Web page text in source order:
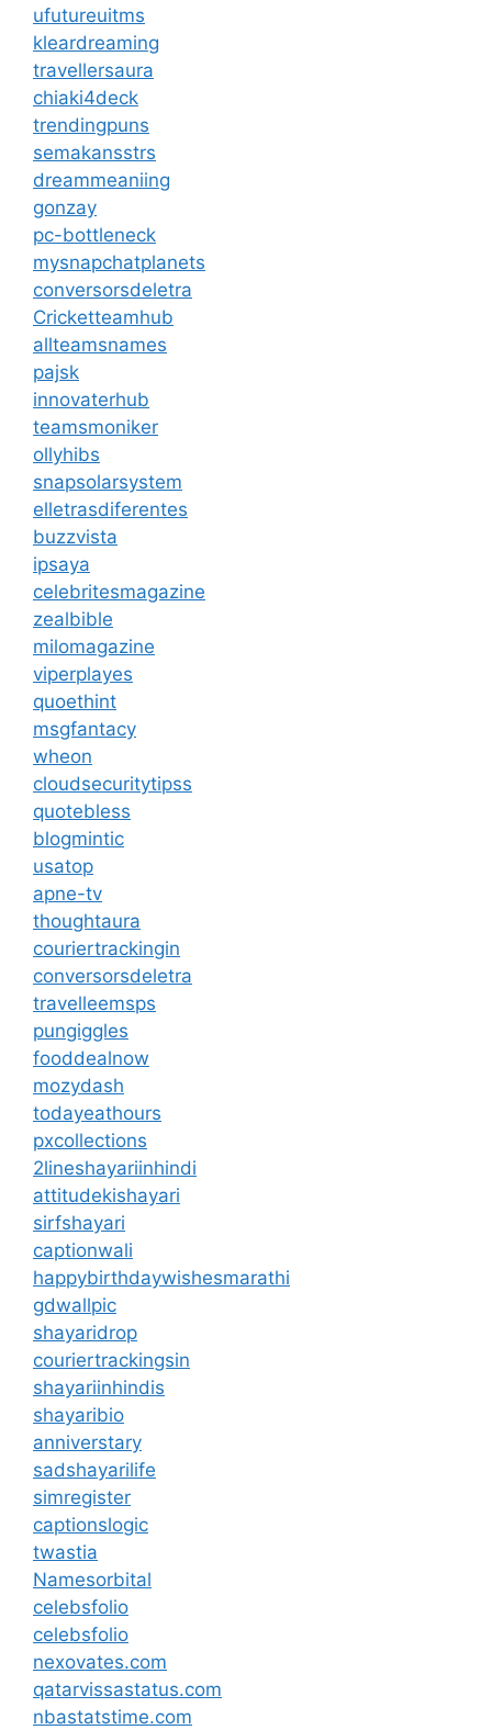
ufutureuitms
kleardreaming
travellersaura
chiaki4deck
trendingpuns
semakansstrs
dreammeaniing
gonzay
pc-bottleneck
mysnapchatplanets
conversorsdeletra
Cricketteamhub
allteamsnames
pajsk
innovaterhub
teamsmoniker
ollyhibs
snapsolarsystem
elletrasdiferentes
buzzvista
ipsaya
celebritesmagazine
zealbible
milomagazine
viperplayes
quoethint
msgfantacy
wheon
cloudsecuritytipss
quotebless
blogmintic
usatop
apne-tv
thoughtaura
couriertrackingin
conversorsdeletra
travelleemsps
pungiggles
fooddealnow
mozydash
todayeathours
pxcollections
2lineshayariinhindi
attitudekishayari
sirfshayari
captionwali
happybirthdaywishesmarathi
gdwallpic
shayaridrop
couriertrackingsin
shayariinhindis
shayaribio
anniverstary
sadshayarilife
simregister
captionslogic
twastia
Namesorbital
celebsfolio
celebsfolio
nexovates.com
qatarvissastatus.com
nbastatstime.com